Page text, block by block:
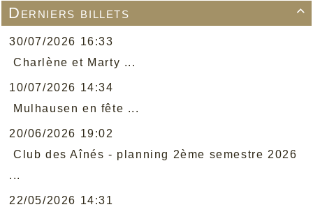

Derniers billets
30/07/2026 16:33
Charlène et Marty ...
10/07/2026 14:34
Mulhausen en fête ...
20/06/2026 19:02
Club des Aînés - planning 2ème semestre 2026
...
22/05/2026 14:31